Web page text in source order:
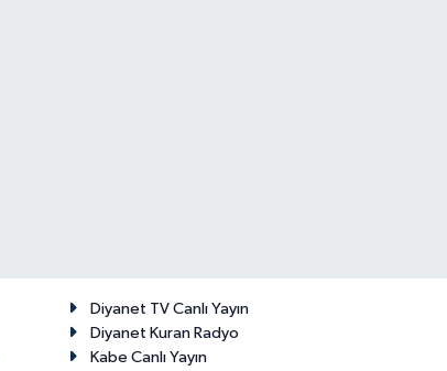
Diyanet TV Canlı Yayın
Diyanet Kuran Radyo
Kabe Canlı Yayın